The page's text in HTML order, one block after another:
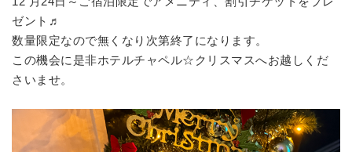
ゼント♬
数量限定なので無くなり次第終了になります。
この機会に是非ホテルチャペル☆クリスマスへお越しくだ
さいませ。